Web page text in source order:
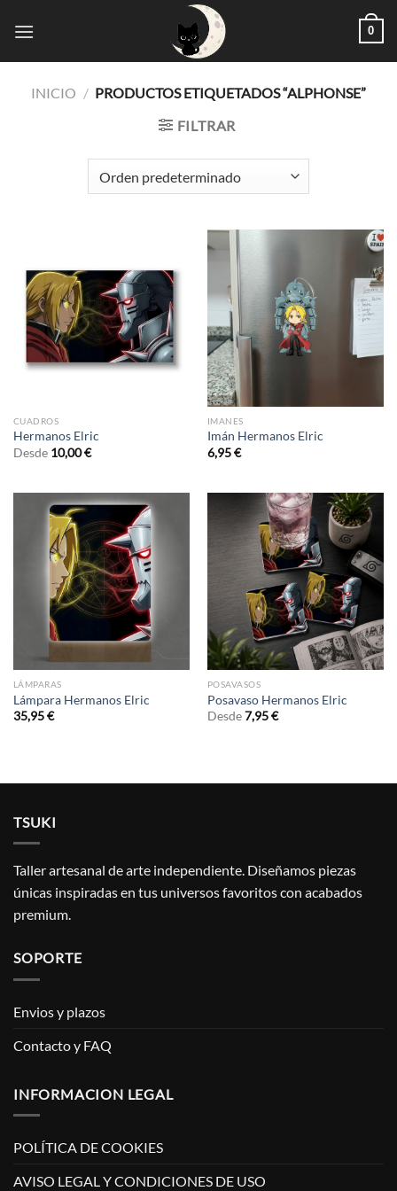
0
INICIO / PRODUCTOS ETIQUETADOS “ALPHONSE”
FILTRAR
CUADROS
Hermanos Elric
Desde 10,00€
IMANES
Imán Hermanos Elric
6,95€
LÁMPARAS
Lámpara Hermanos Elric
35,95€
POSAVASOS
Posavaso Hermanos Elric
Desde7,95€
TSUKI
Taller artesanal de arte independiente. Diseñamos piezas
únicas inspiradas en tus universos favoritos con acabados
premium.
SOPORTE
Envios y plazos
Contacto y FAQ
INFORMACION LEGAL
POLÍTICA DE COOKIES
AVISO LEGAL Y CONDICIONES DE USO